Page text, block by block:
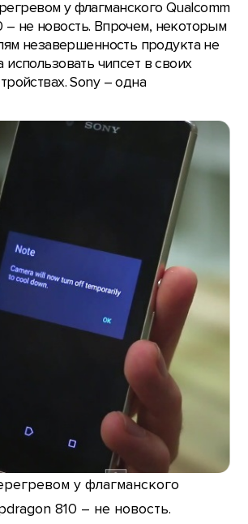
у флагманского Qualcomm
– не новость. Впрочем, некоторым
незавершенность продукта не
использовать чипсет в своих
Sony – одна
у флагманского
810 – не новость.